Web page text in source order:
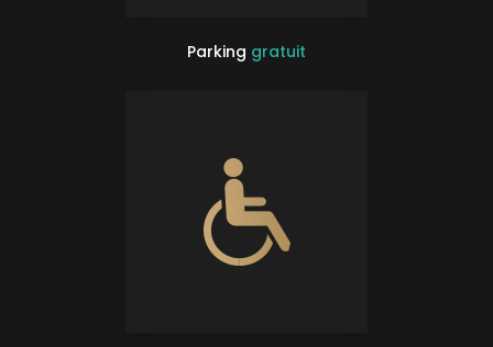
Parking gratuit